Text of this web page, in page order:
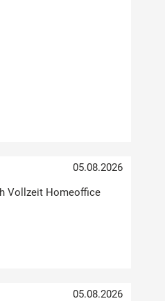
05.08.2026
Vollzeit Homeoffice
05.08.2026